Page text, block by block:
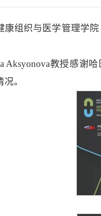
康组织与医学管理学
Aksyonova教授感谢
。